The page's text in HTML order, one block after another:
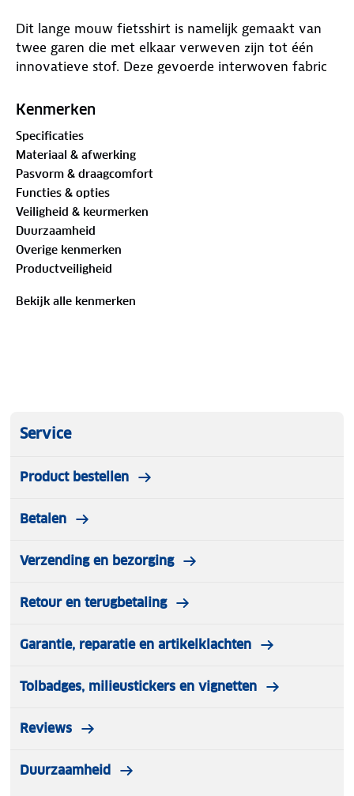
Dit lange mouw fietsshirt is namelijk gemaakt van
twee garen die met elkaar verweven zijn tot één
innovatieve stof. Deze gevoerde interwoven fabric
te leveren op ademende kwaliteiten. Dit fietsshirt
mouw fietsshirts. En is daarom ideaal voor
herfsttemperaturen.
De elastische zijpanelen lopen vanuit de taille over
in de mouwen en dragen bij aan de comfortabele
pasvorm. De mouwen zijn afgezet met
comfortabele mouwboorden.
De gladde stof heeft een lichte glans die het
wielershirt een stijlvolle uitstraling geeft.
Kenmerken
Specificaties
Materiaal & afwerking
Pasvorm & draagcomfort
Functies & opties
Veiligheid & keurmerken
Duurzaamheid
Overige kenmerken
Productveiligheid
Bekijk alle kenmerken
Service
Product bestellen
Betalen
Verzending en bezorging
Retour en terugbetaling
Garantie, reparatie en artikelklachten
Tolbadges, milieustickers en vignetten
Reviews
Duurzaamheid